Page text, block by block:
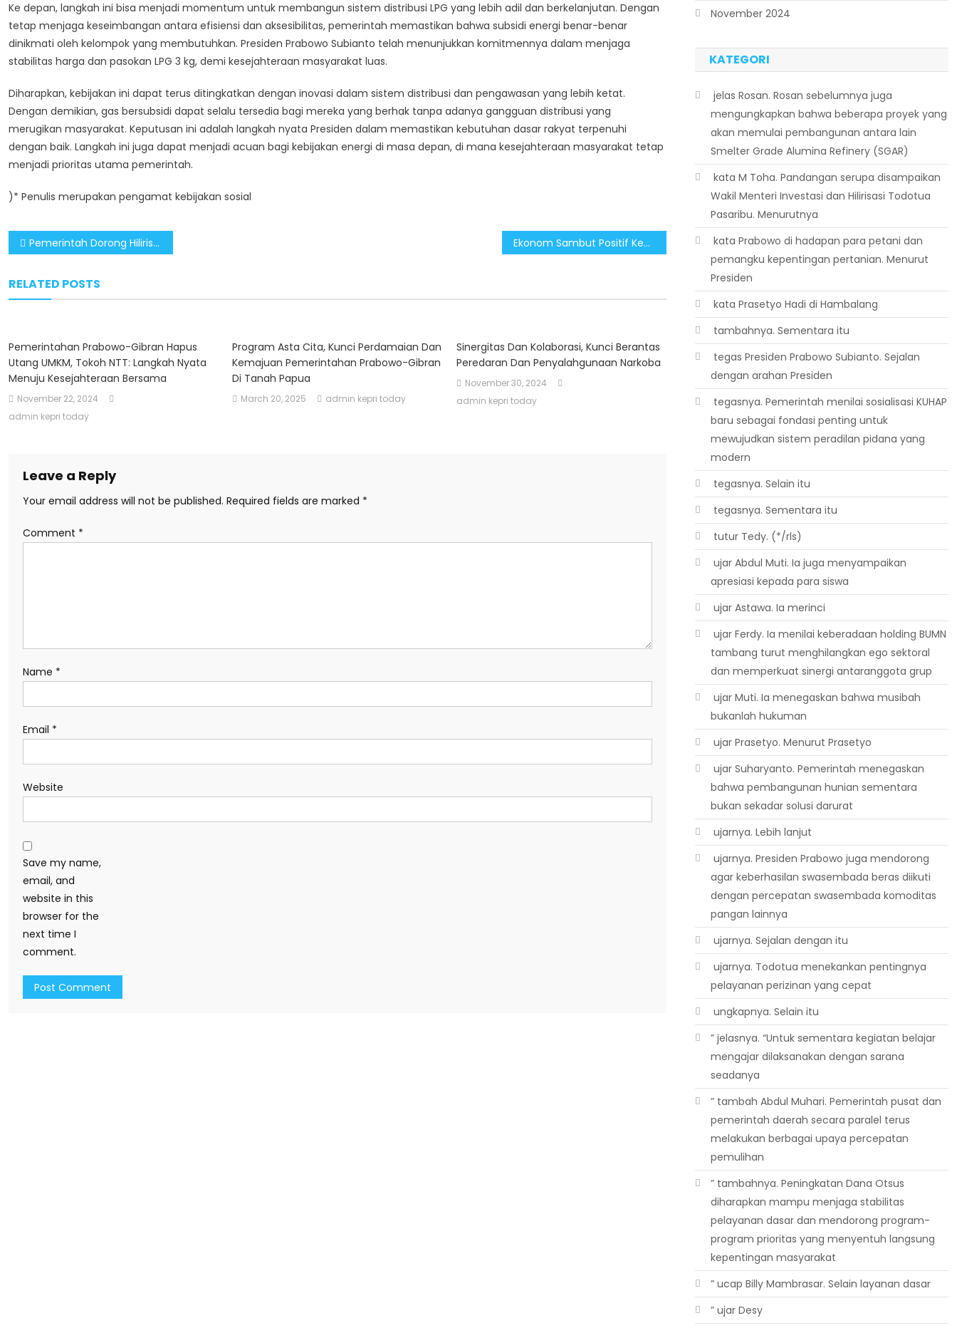
Ke depan, langkah ini bisa menjadi momentum untuk membangun sistem distribusi LPG yang lebih adil dan berkelanjutan. Dengan
tetap menjaga keseimbangan antara efisiensi dan aksesibilitas, pemerintah memastikan bahwa subsidi energi benar-benar
dinikmati oleh kelompok yang membutuhkan. Presiden Prabowo Subianto telah menunjukkan komitmennya dalam menjaga
stabilitas harga dan pasokan LPG 3 kg, demi kesejahteraan masyarakat luas.
Diharapkan, kebijakan ini dapat terus ditingkatkan dengan inovasi dalam sistem distribusi dan pengawasan yang lebih ketat.
Dengan demikian, gas bersubsidi dapat selalu tersedia bagi mereka yang berhak tanpa adanya gangguan distribusi yang
merugikan masyarakat. Keputusan ini adalah langkah nyata Presiden dalam memastikan kebutuhan dasar rakyat terpenuhi
dengan baik. Langkah ini juga dapat menjadi acuan bagi kebijakan energi di masa depan, di mana kesejahteraan masyarakat tetap
menjadi prioritas utama pemerintah.
)* Penulis merupakan pengamat kebijakan sosial
Post
Pemerintah Dorong Hilirisasi untuk Pemerataan Ekonomi Nasional Ekonom Sambut Positif Kebijakan Efisiensi Anggaran Karena Arahnya Sesuai Prioritas Nasional
RELATED POSTS
Pemerintahan Prabowo-Gibran Hapus
Utang UMKM, Tokoh NTT: Langkah Nyata
Menuju Kesejahteraan Bersama
November 22, 2024
admin kepri today
Program Asta Cita, Kunci Perdamaian Dan
Kemajuan Pemerintahan Prabowo-Gibran
Di Tanah Papua
March 20, 2025 admin kepri today
Sinergitas Dan Kolaborasi, Kunci Berantas
Peredaran Dan Penyalahgunaan Narkoba
November 30, 2024
admin kepri today
Leave a Reply
Your email address will not be published. Required fields are marked *
Comment *
Name *
Email *
Website
Save my name,
email, and
website in this
browser for the
next time I
comment.
November 2024
KATEGORI
 jelas Rosan. Rosan sebelumnya juga
mengungkapkan bahwa beberapa proyek yang
akan memulai pembangunan antara lain
Smelter Grade Alumina Refinery (SGAR)
 kata M Toha. Pandangan serupa disampaikan
Wakil Menteri Investasi dan Hilirisasi Todotua
Pasaribu. Menurutnya
 kata Prabowo di hadapan para petani dan
pemangku kepentingan pertanian. Menurut
Presiden
 kata Prasetyo Hadi di Hambalang
 tambahnya. Sementara itu
 tegas Presiden Prabowo Subianto. Sejalan
dengan arahan Presiden
 tegasnya. Pemerintah menilai sosialisasi KUHAP
baru sebagai fondasi penting untuk
mewujudkan sistem peradilan pidana yang
modern
 tegasnya. Selain itu
 tegasnya. Sementara itu
 tutur Tedy. (*/rls)
 ujar Abdul Muti. Ia juga menyampaikan
apresiasi kepada para siswa
 ujar Astawa. Ia merinci
 ujar Ferdy. Ia menilai keberadaan holding BUMN
tambang turut menghilangkan ego sektoral
dan memperkuat sinergi antaranggota grup
 ujar Muti. Ia menegaskan bahwa musibah
bukanlah hukuman
 ujar Prasetyo. Menurut Prasetyo
 ujar Suharyanto. Pemerintah menegaskan
bahwa pembangunan hunian sementara
bukan sekadar solusi darurat
 ujarnya. Lebih lanjut
 ujarnya. Presiden Prabowo juga mendorong
agar keberhasilan swasembada beras diikuti
dengan percepatan swasembada komoditas
pangan lainnya
 ujarnya. Sejalan dengan itu
 ujarnya. Todotua menekankan pentingnya
pelayanan perizinan yang cepat
 ungkapnya. Selain itu
” jelasnya. “Untuk sementara kegiatan belajar
mengajar dilaksanakan dengan sarana
seadanya
” tambah Abdul Muhari. Pemerintah pusat dan
pemerintah daerah secara paralel terus
melakukan berbagai upaya percepatan
pemulihan
” tambahnya. Peningkatan Dana Otsus
diharapkan mampu menjaga stabilitas
pelayanan dasar dan mendorong program-
program prioritas yang menyentuh langsung
kepentingan masyarakat
” ucap Billy Mambrasar. Selain layanan dasar
” ujar Desy